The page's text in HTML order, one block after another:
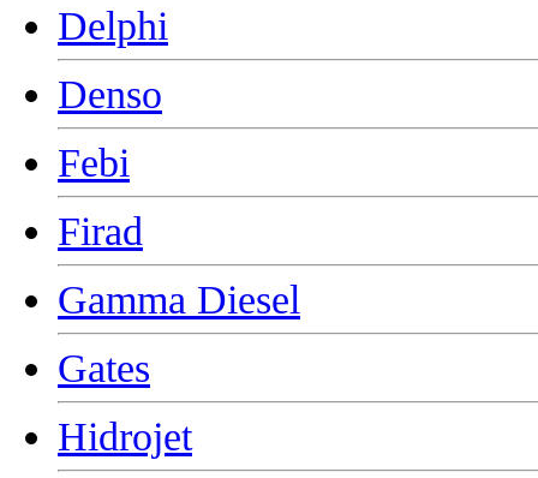
Delphi
Denso
Febi
Firad
Gamma Diesel
Gates
Hidrojet